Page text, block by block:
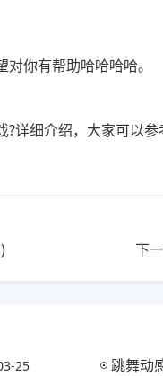
你有帮助哈哈哈哈。
详细介绍，大家可以参
下
25 跳舞动感